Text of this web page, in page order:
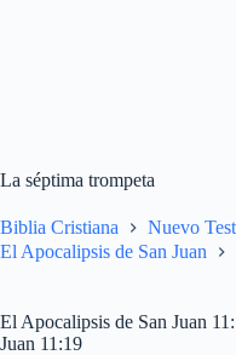
La séptima trompeta
Biblia Cristiana Nuevo
El Apocalipsis de San Juan
El Apocalipsis de San Juan
Juan 11:19